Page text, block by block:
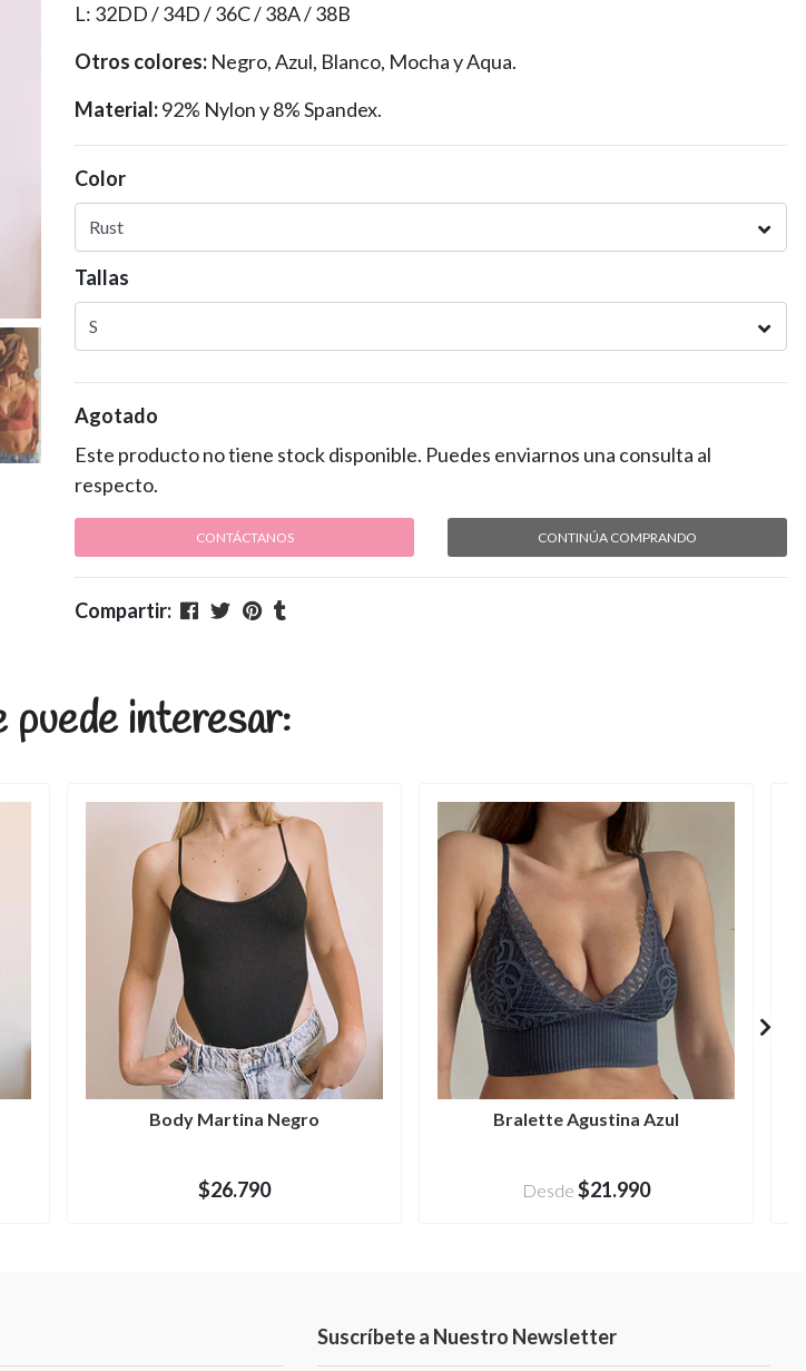
L: 32DD / 34D / 36C / 38A / 38B
Otros colores: Negro, Azul, Blanco, Mocha y Aqua.
Material:92% Nylon y 8% Spandex.
Color
Tallas
Agotado
Este producto no tiene stock disponible. Puedes enviarnos una consulta al
respecto.
CONTÁCTANOS CONTINÚA COMPRANDO
Compartir:
puede interesar:
Body Martina Negro
$26.790
Bralette Agustina Azul
Desde $21.990
Suscríbete a Nuestro Newsletter